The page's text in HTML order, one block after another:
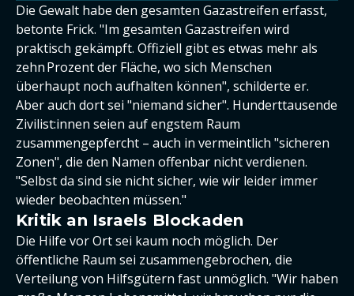
Die Gewalt habe den gesamten Gazastreifen erfasst,
betonte Frick. "Im gesamten Gazastreifen wird
praktisch gekämpft. Offiziell gibt es etwas mehr als
zehn Prozent der Fläche, wo sich Menschen
überhaupt noch aufhalten können", schilderte er.
Aber auch dort sei "niemand sicher". Hunderttausende
Zivilist:innen seien auf engstem Raum
zusammengepfercht – auch in vermeintlich "sicheren
Zonen", die den Namen offenbar nicht verdienen.
"Selbst da sind sie nicht sicher, wie wir leider immer
wieder beobachten müssen."
Kritik an Israels Blockaden
Die Hilfe vor Ort sei kaum noch möglich. Der
öffentliche Raum sei zusammengebrochen, die
Verteilung von Hilfsgütern fast unmöglich. "Wir haben